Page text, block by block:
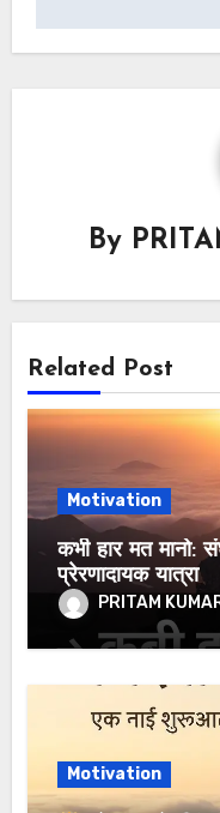
By
Related Post
Motivation
कभी हार मत मानो:
प्रेरणादायक यात्रा
PRITAM
Motivation